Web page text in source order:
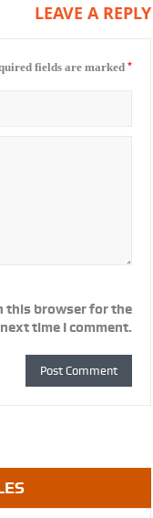
LEAVE A REPLY
fields are marked *
this browser for the
next time I comment.